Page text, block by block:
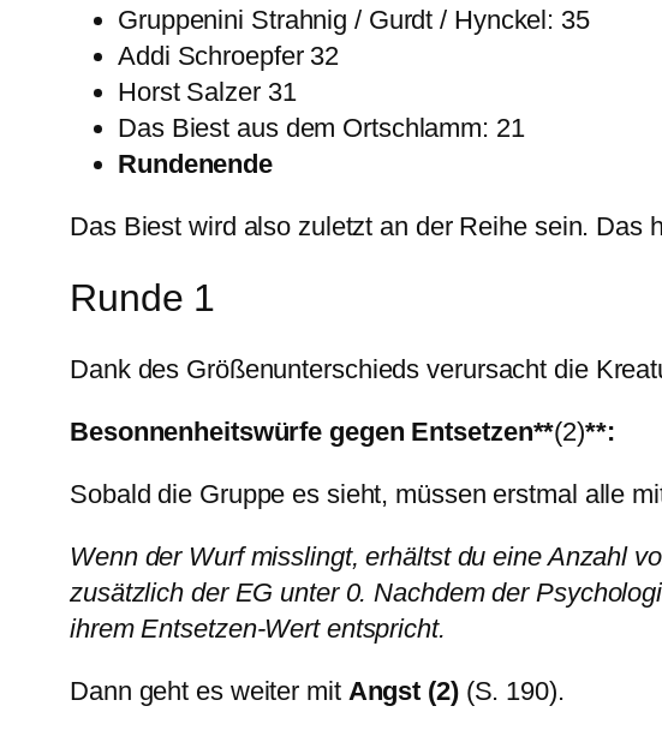
Gruppenini Strahnig / Gurdt / Hynckel: 35
Addi Schroepfer 32
Horst Salzer 31
Das Biest aus dem Ortschlamm: 21
Rundenende
Das Biest wird also zuletzt an der Reihe sein. Das
Runde 1
Dank des Größenunterschieds verursacht die
Besonnenheitswürfe gegen Entsetzen**(2)**:
Sobald die Gruppe es sieht, müssen erstmal alle
Wenn der Wurf misslingt, erhältst du eine Anzahl
zusätzlich der EG unter 0. Nachdem der
ihrem Entsetzen-Wert entspricht.
Dann geht es weiter mit Angst (2)(S. 190).